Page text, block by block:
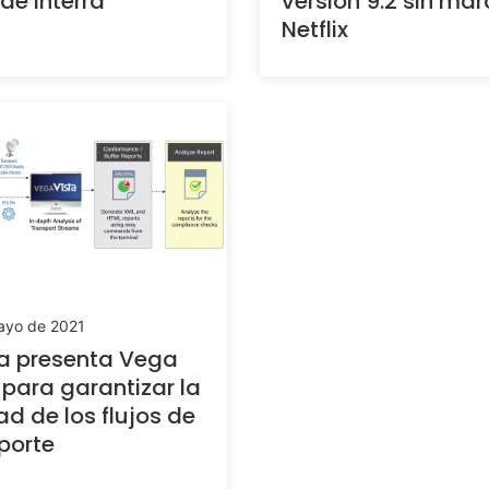
Netflix
de 2021
presenta Vega
garantizar la
de los flujos de